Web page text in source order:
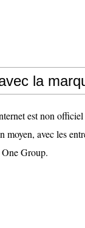
la
est non officiel
moyen, avec les
Group.